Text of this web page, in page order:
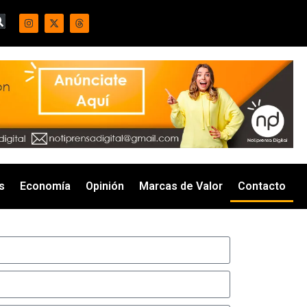
Economía Opinión Marcas de Valor Contacto